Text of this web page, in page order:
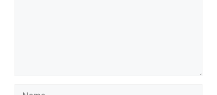
Nome